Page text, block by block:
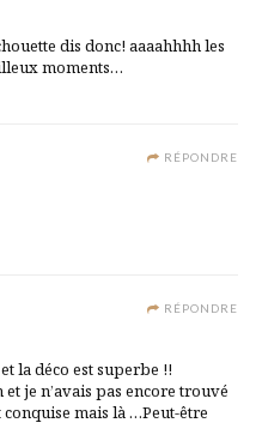
dis donc! aaaahhhh les
moments…
RÉPONDRE
RÉPONDRE
la déco est superbe !!
et je n’avais pas encore trouvé
conquise mais là …Peut-être